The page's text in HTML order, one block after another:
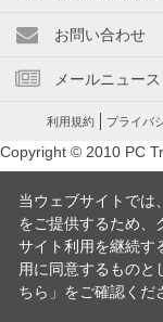
お問い合わせ
メールニュース
利用規約 プライバ
Copyright © 2010 PC
当ウェブサイトでは
をご提供するため、
サイト利用を継続す
用に同意するものと
ちら 」をご確認くだ